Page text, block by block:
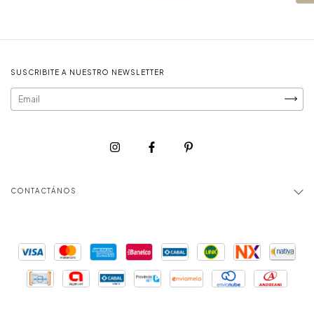
SUSCRIBITE A NUESTRO NEWSLETTER
CONTACTÁNOS